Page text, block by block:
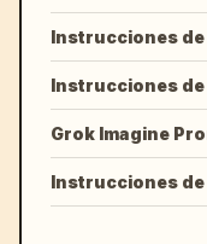
Instrucciones de
Instrucciones de
Grok Imagine
Instrucciones de